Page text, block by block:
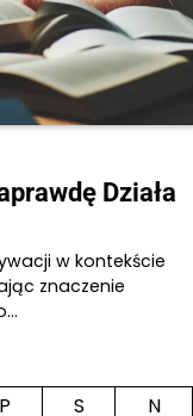
Działa
w kontekście
znaczenie
P S
N